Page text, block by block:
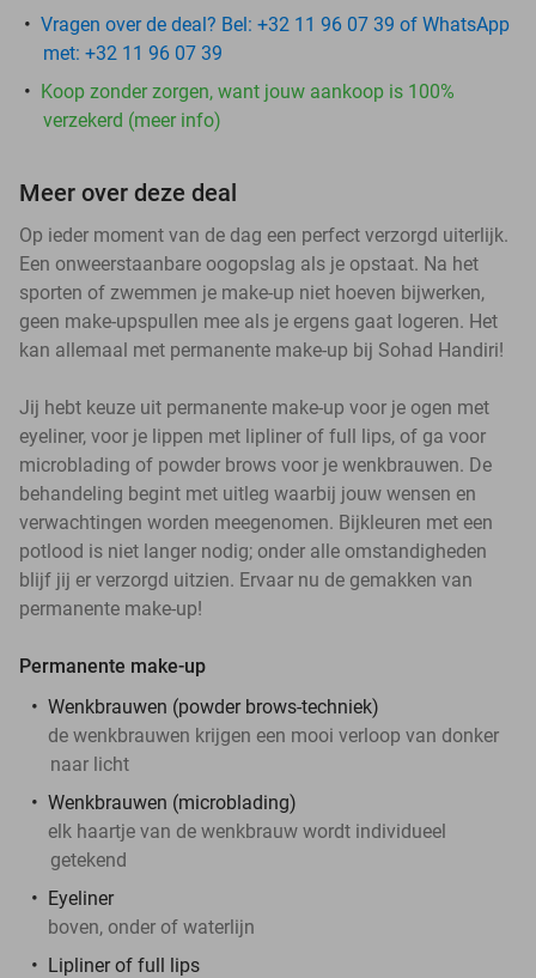
Vragen over de deal? Bel: +32 11 96 07 39 of WhatsApp
met: +32 11 96 07 39
Koop zonder zorgen, want jouw aankoop is 100%
verzekerd (meer info)
Meer over deze deal
Op ieder moment van de dag een perfect verzorgd uiterlijk.
Een onweerstaanbare oogopslag als je opstaat. Na het
sporten of zwemmen je make-up niet hoeven bijwerken,
geen make-upspullen mee als je ergens gaat logeren. Het
kan allemaal met permanente make-up bij Sohad Handiri!
Jij hebt keuze uit permanente make-up voor je ogen met
eyeliner, voor je lippen met lipliner of full lips, of ga voor
microblading of powder brows voor je wenkbrauwen. De
behandeling begint met uitleg waarbij jouw wensen en
verwachtingen worden meegenomen. Bijkleuren met een
potlood is niet langer nodig; onder alle omstandigheden
blijf jij er verzorgd uitzien. Ervaar nu de gemakken van
permanente make-up!
Permanente make-up
Wenkbrauwen (powder brows-techniek)
de wenkbrauwen krijgen een mooi verloop van donker
naar licht
Wenkbrauwen (microblading)
elk haartje van de wenkbrauw wordt individueel
getekend
Eyeliner
boven, onder of waterlijn
Lipliner of full lips